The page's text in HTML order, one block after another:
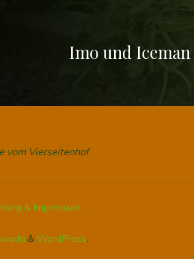
Imo und
Vierseitenhof
& Impressum
& WordPress.